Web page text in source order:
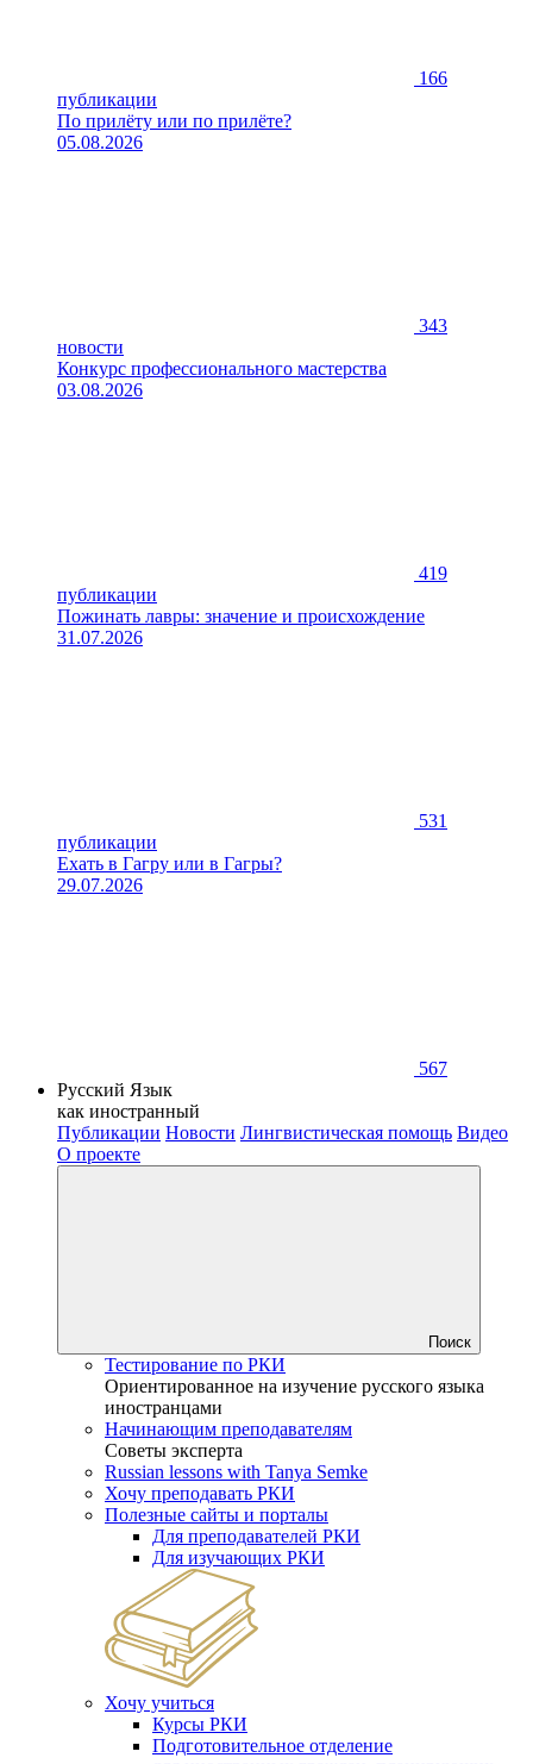
166
публикации
По прилёту или по прилёте?
05.08.2026
343
новости
Конкурс профессионального мастерства
03.08.2026
419
публикации
Пожинать лавры: значение и происхождение
31.07.2026
531
публикации
Ехать в Гагру или в Гагры?
29.07.2026
567
Русский Язык
как иностранный
Публикации Новости Лингвистическая помощь Видео
О проекте
Поиск
Тестирование по РКИ
Ориентированное на изучение русского языка
иностранцами
Начинающим преподавателям
Советы эксперта
Russian lessons with Tanya Semke
Хочу преподавать РКИ
Полезные сайты и порталы
Для преподавателей РКИ
Для изучающих РКИ
Хочу учиться
Курсы РКИ
Подготовительное отделение